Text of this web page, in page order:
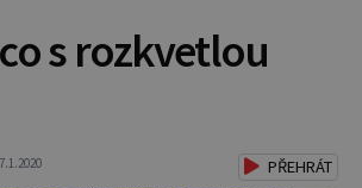
s rozkvetlou
PŘEHRÁT